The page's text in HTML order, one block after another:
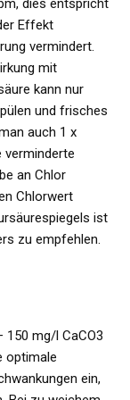
dies entspricht
Effekt
vermindert.
mit
kann nur
und frisches
auch 1 x
verminderte
an Chlor
Chlorwert
ist
zu empfehlen.
150 mg/l CaCO3
optimale
ein,